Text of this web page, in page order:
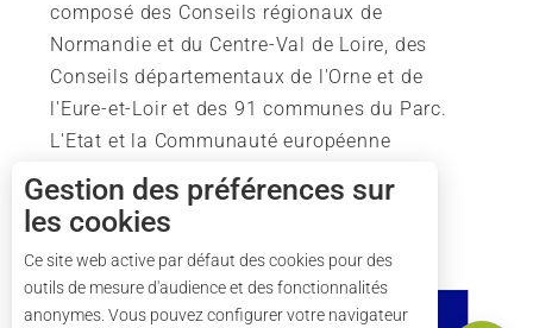
Horaires
composé des Conseils régionaux de
Normandie et du Centre-Val de Loire, des
Conseils départementaux de l'Orne et de
l'Eure-et-Loir et des 91 communes du Parc.
L'Etat et la Communauté européenne
soutiennent également l'action du Parc.
Gestion des préférences sur
les cookies
Ce site web active par défaut des cookies pour des
outils de mesure d'audience et des fonctionnalités
anonymes. Vous pouvez configurer votre navigateur